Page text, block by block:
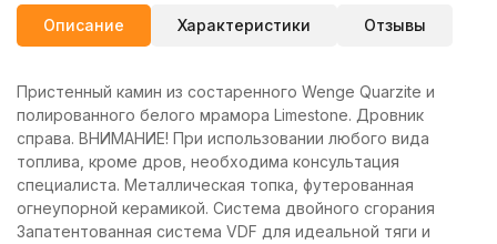
Описание Характеристики Отзывы
Пристенный камин из состаренного Wenge Quarzite и
полированного белого мрамора Limestone. Дровник
справа. ВНИМАНИЕ! При использовании любого вида
топлива, кроме дров, необходима консультация
специалиста. Металлическая топка, футерованная
огнеупорной керамикой. Система двойного сгорания
Запатентованная система VDF для идеальной тяги и